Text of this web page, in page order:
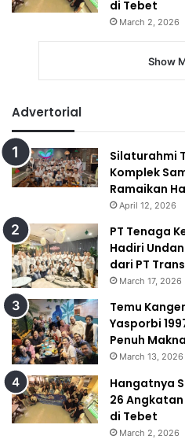
di Tebet
March 2, 2026
Show
Advertorial
Silaturahmi
Komplek
Ramaikan
April 12, 2026
PT Tenaga
Hadiri
dari PT
March 17, 2026
Temu
Yasporbi
Penuh Makna
March 13, 2026
Hangatnya
26
di Tebet
March 2, 2026